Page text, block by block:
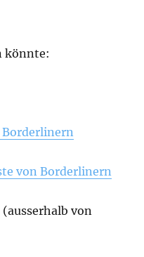
könnte:
von Borderlinern
von